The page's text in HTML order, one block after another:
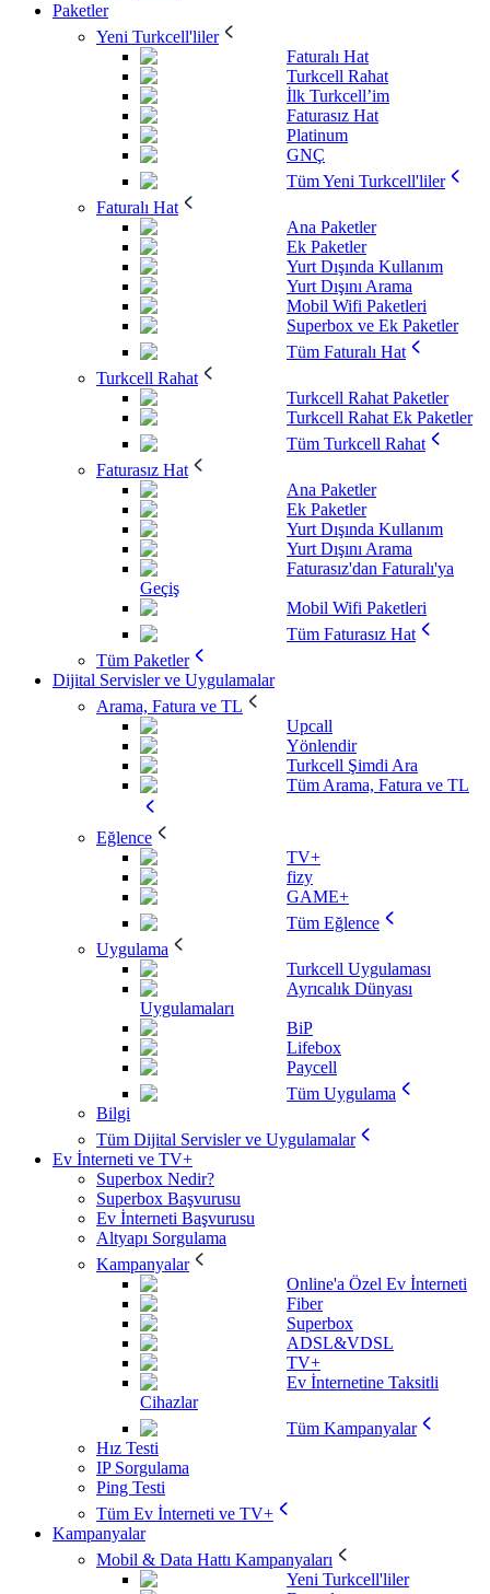
Paketler
Yeni Turkcell'liler
Faturalı Hat
Turkcell Rahat
İlk Turkcell’im
Faturasız Hat
Platinum
GNÇ
Tüm Yeni Turkcell'liler
Faturalı Hat
Ana Paketler
Ek Paketler
Yurt Dışında Kullanım
Yurt Dışını Arama
Mobil Wifi Paketleri
Superbox ve Ek Paketler
Tüm Faturalı Hat
Turkcell Rahat
Turkcell Rahat Paketler
Turkcell Rahat Ek Paketler
Tüm Turkcell Rahat
Faturasız Hat
Ana Paketler
Ek Paketler
Yurt Dışında Kullanım
Yurt Dışını Arama
Faturasız'dan Faturalı'ya
Geçiş
Mobil Wifi Paketleri
Tüm Faturasız Hat
Tüm Paketler
Dijital Servisler ve Uygulamalar
Arama, Fatura ve TL
Upcall
Yönlendir
Turkcell Şimdi Ara
Tüm Arama, Fatura ve TL
Eğlence
TV+
fizy
GAME+
Tüm Eğlence
Uygulama
Turkcell Uygulaması
Ayrıcalık Dünyası
Uygulamaları
BiP
Lifebox
Paycell
Tüm Uygulama
Bilgi
Tüm Dijital Servisler ve Uygulamalar
Ev İnterneti ve TV+
Superbox Nedir?
Superbox Başvurusu
Ev İnterneti Başvurusu
Altyapı Sorgulama
Kampanyalar
Online'a Özel Ev İnterneti
Fiber
Superbox
ADSL&VDSL
TV+
Ev İnternetine Taksitli
Cihazlar
Tüm Kampanyalar
Hız Testi
IP Sorgulama
Ping Testi
Tüm Ev İnterneti ve TV+
Kampanyalar
Mobil & Data Hattı Kampanyaları
Yeni Turkcell'liler